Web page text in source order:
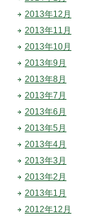
2013年12月
2013年11月
2013年10月
2013年9月
2013年8月
2013年7月
2013年6月
2013年5月
2013年4月
2013年3月
2013年2月
2013年1月
2012年12月